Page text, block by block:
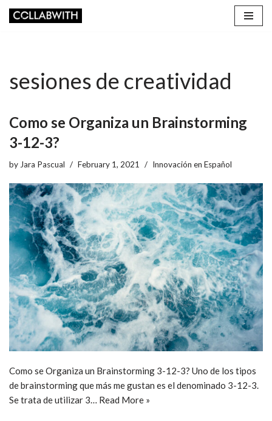
sesiones de creatividad
Como se Organiza un Brainstorming
3-12-3?
by Jara Pascual February 1, 2021 Innovación en Español
Como se Organiza un Brainstorming 3-12-3? Uno de los tipos
de brainstorming que más me gustan es el denominado 3-12-3.
Se trata de utilizar 3… Read More »